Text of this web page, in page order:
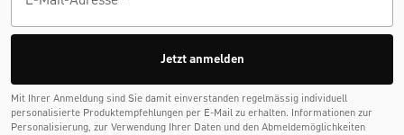
Jetzt anmelden
Mit Ihrer Anmeldung sind Sie damit einverstanden regelmässig individuell
personalisierte Produktempfehlungen per E-Mail zu erhalten. Informationen zur
Personalisierung, zur Verwendung Ihrer Daten und den Abmelde­möglichkeiten